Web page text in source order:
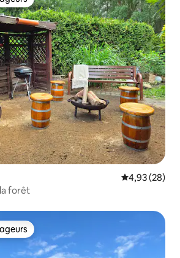
Évaluation
4,93 (28)
forêt